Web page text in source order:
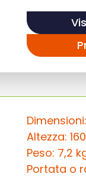
Altezza:
Peso: 7,2
Portata o